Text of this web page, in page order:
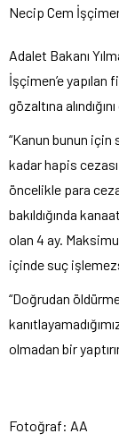
Necip Cem
Adalet Bakanı
İşçimen’e yapılan
gözaltına
“Kanun bunun için
kadar hapis
öncelikle para
bakıldığında
olan 4 ay.
içinde suç
“Doğrudan
olmadan bir
Fotoğraf: AA